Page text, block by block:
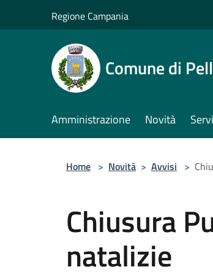
Regione Campania
Comune di
Amministrazione Novità
Home > Novità > Avvisi >
Chiusura
natalizie